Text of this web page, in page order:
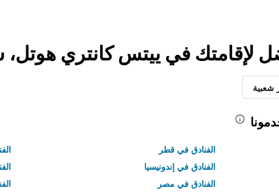
لإقامتك في ييتس كانتري هوتل،
شعبية
الفنادق في قطر
الفنادق في إندونيسيا
الفنادق في مصر